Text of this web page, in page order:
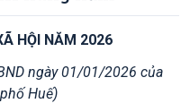
HỘI NĂM 2026
ngày 01/01/2026 của
Huế)